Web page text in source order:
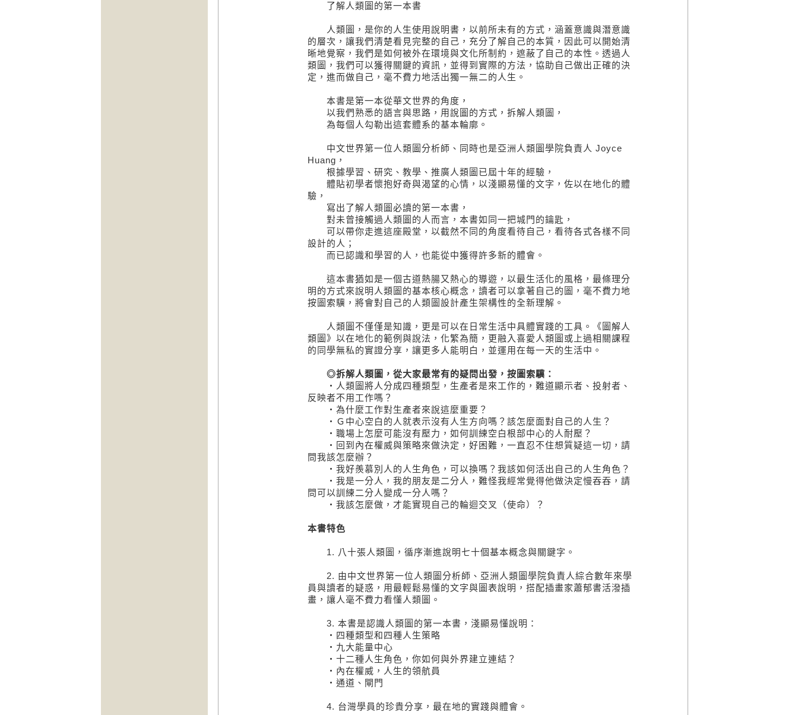
了解人類圖的第一本書
人類圖，是你的人生使用說明書，以前所未有的方式，涵蓋意識與潛意識
的層次，讓我們清楚看見完整的自己，充分了解自己的本質，因此可以開始清
晰地覺察，我們是如何被外在環境與文化所制約，遮蔽了自己的本性。透過人
類圖，我們可以獲得關鍵的資訊，並得到實際的方法，協助自己做出正確的決
定，進而做自己，毫不費力地活出獨一無二的人生。
本書是第一本從華文世界的角度，
以我們熟悉的語言與思路，用說圖的方式，拆解人類圖，
為每個人勾勒出這套體系的基本輪廓。
中文世界第一位人類圖分析師、同時也是亞洲人類圖學院負責人 Joyce
Huang，
根據學習、研究、教學、推廣人類圖已屆十年的經驗，
體貼初學者懷抱好奇與渴望的心情，以淺顯易懂的文字，佐以在地化的體
驗，
寫出了解人類圖必讀的第一本書，
對未曾接觸過人類圖的人而言，本書如同一把城門的鑰匙，
可以帶你走進這座殿堂，以截然不同的角度看待自己，看待各式各樣不同
設計的人；
而已認識和學習的人，也能從中獲得許多新的體會。
這本書猶如是一個古道熱腸又熱心的導遊，以最生活化的風格，最條理分
明的方式來說明人類圖的基本核心概念，讀者可以拿著自己的圖，毫不費力地
按圖索驥，將會對自己的人類圖設計產生架構性的全新理解。
人類圖不僅僅是知識，更是可以在日常生活中具體實踐的工具。《圖解人
類圖》以在地化的範例與說法，化繁為簡，更融入喜愛人類圖或上過相關課程
的同學無私的實證分享，讓更多人能明白，並運用在每一天的生活中。
◎拆解人類圖，從大家最常有的疑問出發，按圖索驥：
‧人類圖將人分成四種類型，生產者是來工作的，難道顯示者、投射者、
反映者不用工作嗎？
‧為什麼工作對生產者來說這麼重要？
‧Ｇ中心空白的人就表示沒有人生方向嗎？該怎麼面對自己的人生？
‧職場上怎麼可能沒有壓力，如何訓練空白根部中心的人耐壓？
‧回到內在權威與策略來做決定，好困難，一直忍不住想質疑這一切，請
問我該怎麼辦？
‧我好羨慕別人的人生角色，可以換嗎？我該如何活出自己的人生角色？
‧我是一分人，我的朋友是二分人，難怪我經常覺得他做決定慢吞吞，請
問可以訓練二分人變成一分人嗎？
‧我該怎麼做，才能實現自己的輪迴交叉（使命）？
本書特色
1. 八十張人類圖，循序漸進說明七十個基本概念與關鍵字。
2. 由中文世界第一位人類圖分析師、亞洲人類圖學院負責人綜合數年來學
員與讀者的疑惑，用最輕鬆易懂的文字與圖表說明，搭配插畫家蕭郁書活潑插
畫，讓人毫不費力看懂人類圖。
3. 本書是認識人類圖的第一本書，淺顯易懂說明：
‧四種類型和四種人生策略
‧九大能量中心
‧十二種人生角色，你如何與外界建立連結？
‧內在權威，人生的領航員
‧通道、閘門
4. 台灣學員的珍貴分享，最在地的實踐與體會。